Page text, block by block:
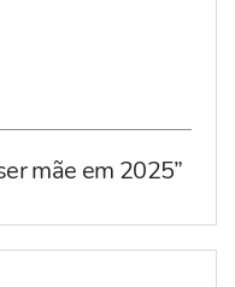
mãe em 2025”